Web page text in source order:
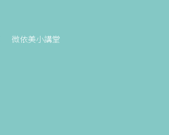
微依美小講堂